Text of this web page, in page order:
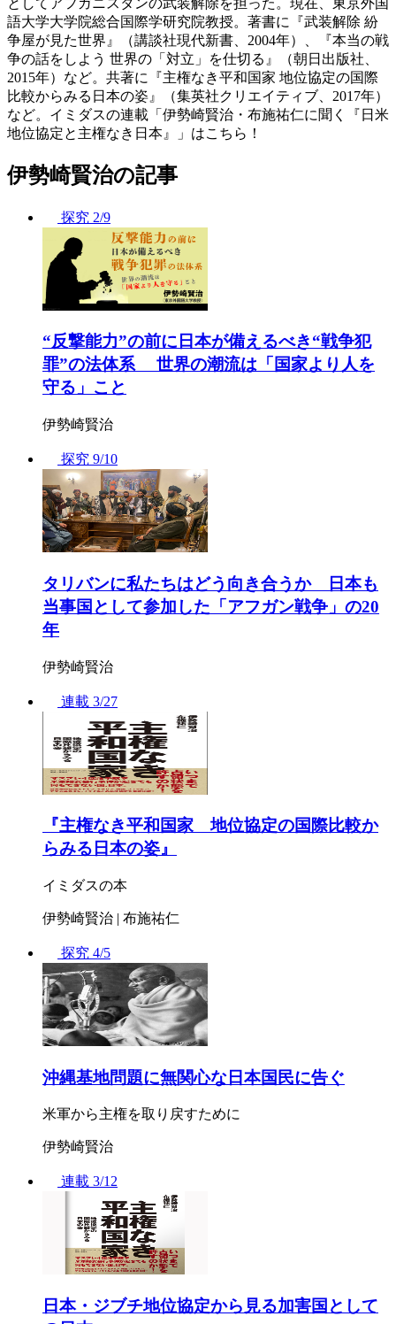
語大学大学院総合国際学研究院教授。著書に『武装解除 紛
争屋が見た世界』（講談社現代新書、2004年）、『本当の戦
争の話をしよう 世界の「対立」を仕切る』（朝日出版社、
2015年）など。共著に『主権なき平和国家 地位協定の国際
比較からみる日本の姿』（集英社クリエイティブ、2017年）
など。 イミダスの連載「伊勢崎賢治・布施祐仁に聞く『日米
地位協定と主権なき日本』」はこちら！
伊勢崎賢治の記事
探究 2/9
“反撃能力”の前に日本が備えるべき“戦争犯
罪”の法体系 世界の潮流は「国家より人を
守る」こと
伊勢崎賢治
探究 9/10
タリバンに私たちはどう向き合うか 日本も
当事国として参加した「アフガン戦争」の20
年
伊勢崎賢治
連載 3/27
『主権なき平和国家 地位協定の国際比較か
らみる日本の姿』
イミダスの本
伊勢崎賢治 | 布施祐仁
探究 4/5
沖縄基地問題に無関心な日本国民に告ぐ
米軍から主権を取り戻すために
伊勢崎賢治
連載 3/12
日本・ジブチ地位協定から見る加害国として